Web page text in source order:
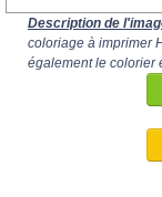
Description de
coloriage à imprimer
également le colorier